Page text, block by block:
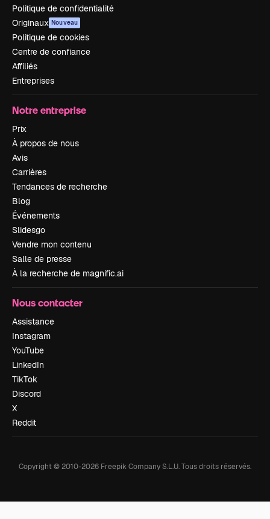
Politique de confidentialité
Originaux Nouveau
Politique de cookies
Centre de confiance
Affiliés
Entreprises
Notre entreprise
Prix
À propos de nous
Avis
Carrières
Tendances de recherche
Blog
Événements
Slidesgo
Vendre mon contenu
Salle de presse
À la recherche de magnific.ai
Nous contacter
Assistance
Instagram
YouTube
LinkedIn
TikTok
Discord
X
Reddit
Copyright © 2010-2026 Freepik Company S.L.U.Tous droits réservés.